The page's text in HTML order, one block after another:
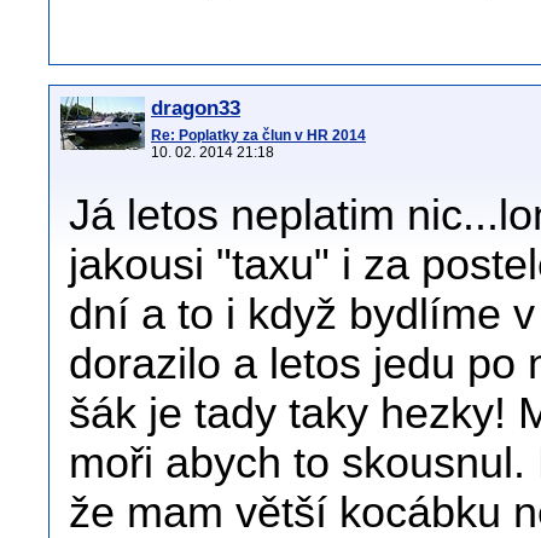
dragon33
Re: Poplatky za člun v HR 2014
10. 02. 2014 21:18
Já letos neplatim
jakousi "taxu" i za
dní a to i když bydlíme
dorazilo a letos jedu po
šák je tady taky hezky!
moři abych to
že mam větší kocábku